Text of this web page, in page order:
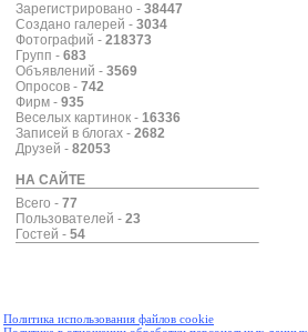
Зарегистрировано - 38447
Создано галерей - 3034
Фотографий - 218373
Групп - 683
Объявлений - 3569
Опросов - 742
Фирм - 935
Веселых картинок - 16336
Записей в блогах - 2682
Друзей - 82053
НА САЙТЕ
Всего - 77
Пользователей - 23
Гостей - 54
Политика использования файлов cookie